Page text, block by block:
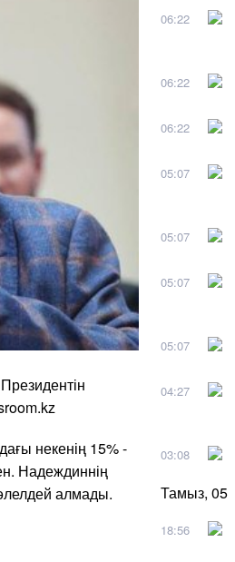
некенің 15% -
Надеждиннің
алмады.
06:22
06:22
06:22
05:07
05:07
05:07
05:07
04:27
03:08
Тамыз, 05
18:56